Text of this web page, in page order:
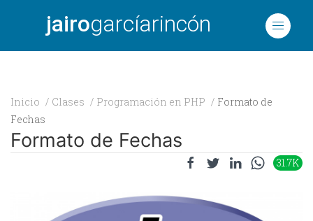
jairogarcíarincón
Inicio Clases Programación en PHP
Formato de
Fechas
Formato de Fechas
31.7K